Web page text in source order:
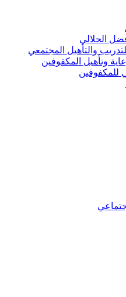
الحلالي
والتأهيل المجتمعي
وتأهيل المكفوفين
للمكفوفين